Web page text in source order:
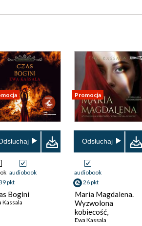
audiobook
pkt
Bogini
Kassala
Promocja
Odsłuchaj
audiobook
26 pkt
Maria Magdalena.
Wyzwolona
kobiecość,
odnaleziona boskość
Ewa Kassala